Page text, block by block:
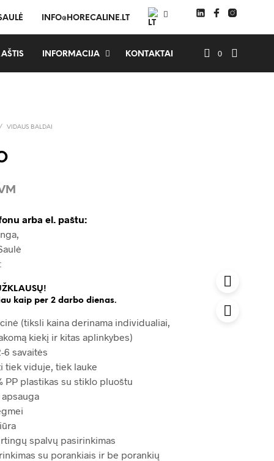
INFO@HORECALINE.LT
INFORMACIJA KONTAKTAI 0
VIDAUS BALDAI
arba el. paštu:
kaip per 2 darbo dienas.
(tiksli kaina derinama individualiai,
kiekį ir kitas aplinkybes)
6 savaitės
tiek viduje, tiek lauke
PP plastikas su stiklo pluoštu
spalvų pasirinkimas
su porankiais ir be porankių